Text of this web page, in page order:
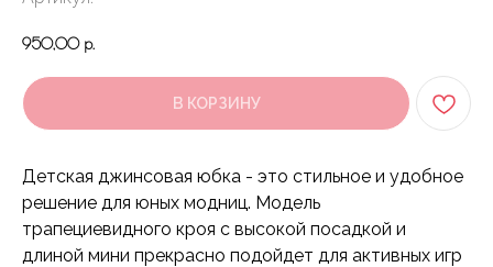
950,00 р.
В КОРЗИНУ
Детская джинсовая юбка - это стильное и удобное
решение для юных модниц. Модель
трапециевидного кроя с высокой посадкой и
длиной мини прекрасно подойдет для активных игр